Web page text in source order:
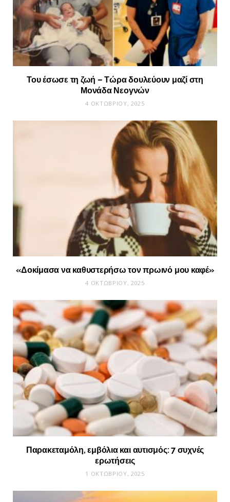
Του έσωσε τη ζωή – Τώρα δουλεύουν μαζί στη
Μονάδα Νεογνών
4 ΟΚΤΩΒΡΊΟΥ, 2025
«Δοκίμασα να καθυστερήσω τον πρωινό μου καφέ»
4 ΟΚΤΩΒΡΊΟΥ, 2025
Παρακεταμόλη, εμβόλια και αυτισμός: 7 συχνές
ερωτήσεις
1 ΟΚΤΩΒΡΊΟΥ, 2025